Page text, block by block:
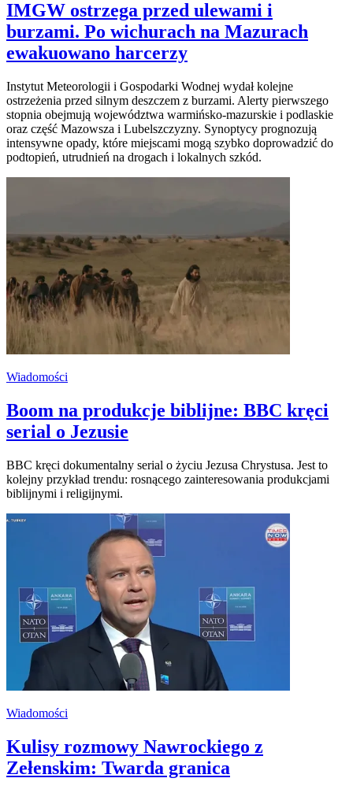
IMGW ostrzega przed ulewami i
burzami. Po wichurach na Mazurach
ewakuowano harcerzy
Instytut Meteorologii i Gospodarki Wodnej wydał kolejne
ostrzeżenia przed silnym deszczem z burzami. Alerty pierwszego
stopnia obejmują województwa warmińsko-mazurskie i podlaskie
oraz część Mazowsza i Lubelszczyzny. Synoptycy prognozują
intensywne opady, które miejscami mogą szybko doprowadzić do
podtopień, utrudnień na drogach i lokalnych szkód.
Wiadomości
Boom na produkcje biblijne: BBC kręci
serial o Jezusie
BBC kręci dokumentalny serial o życiu Jezusa Chrystusa. Jest to
kolejny przykład trendu: rosnącego zainteresowania produkcjami
biblijnymi i religijnymi.
Wiadomości
Kulisy rozmowy Nawrockiego z
Zełenskim: Twarda granica